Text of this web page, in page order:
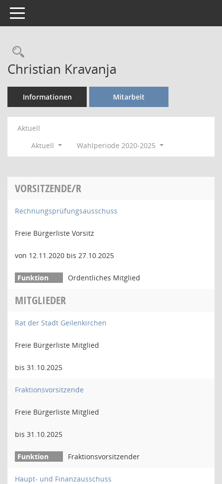
Toggle navigation
Rechercheauswahl
Christian Kravanja
Informationen Mitarbeit
Aktuell
Aktuell
Wahlperiode 2020-2025
VORSITZENDE/R
Rechnungsprüfungsausschuss
Freie Bürgerliste Vorsitz
von 12.11.2020 bis 27.10.2025
Ordentliches Mitglied
MITGLIEDER
Rat der Stadt Geilenkirchen
Freie Bürgerliste Mitglied
bis 31.10.2025
Fraktionsvorsitzende
Freie Bürgerliste Mitglied
bis 31.10.2025
Fraktionsvorsitzender
Haupt- und Finanzausschuss